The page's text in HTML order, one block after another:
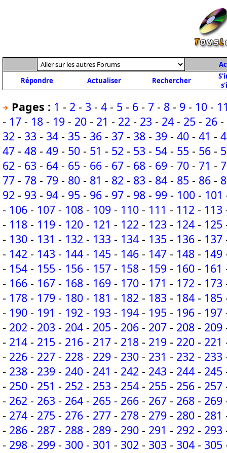
Répondre
Actualiser Rechercher
Pages : 1 - 2 - 3 - 4 - 5 - 6 - 7 - 8 - 9 - 10 -
- 17 - 18 - 19 - 20 - 21 - 22 - 23 - 24 - 25 - 26 -
32 - 33 - 34 - 35 - 36 - 37 - 38 - 39 - 40 - 41 -
47 - 48 - 49 - 50 - 51 - 52 - 53 - 54 - 55 - 56 -
62 - 63 - 64 - 65 - 66 - 67 - 68 - 69 - 70 - 71 -
77 - 78 - 79 - 80 - 81 - 82 - 83 - 84 - 85 - 86 -
92 - 93 - 94 - 95 - 96 - 97 - 98 - 99 - 100 - 101
- 106 - 107 - 108 - 109 - 110 - 111 - 112 - 113
- 118 - 119 - 120 - 121 - 122 - 123 - 124 - 125
- 130 - 131 - 132 - 133 - 134 - 135 - 136 - 137
- 142 - 143 - 144 - 145 - 146 - 147 - 148 - 149
- 154 - 155 - 156 - 157 - 158 - 159 - 160 - 161
- 166 - 167 - 168 - 169 - 170 - 171 - 172 - 173
- 178 - 179 - 180 - 181 - 182 - 183 - 184 - 185
- 190 - 191 - 192 - 193 - 194 - 195 - 196 - 197
- 202 - 203 - 204 - 205 - 206 - 207 - 208 - 209
- 214 - 215 - 216 - 217 - 218 - 219 - 220 - 221
- 226 - 227 - 228 - 229 - 230 - 231 - 232 - 233
- 238 - 239 - 240 - 241 - 242 - 243 - 244 - 245
- 250 - 251 - 252 - 253 - 254 - 255 - 256 - 257
- 262 - 263 - 264 - 265 - 266 - 267 - 268 - 269
- 274 - 275 - 276 - 277 - 278 - 279 - 280 - 281
- 286 - 287 - 288 - 289 - 290 - 291 - 292 - 293
- 298 - 299 - 300 - 301 - 302 - 303 - 304 - 305